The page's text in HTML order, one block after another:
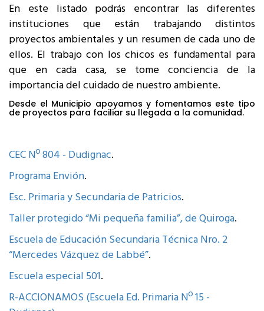
En este listado podrás encontrar las diferentes
instituciones que están trabajando distintos
proyectos ambientales y un resumen de cada uno de
ellos. El trabajo con los chicos es fundamental para
que en cada casa, se tome conciencia de la
importancia del cuidado de nuestro ambiente.
Desde el Municipio apoyamos y fomentamos este tipo
de proyectos para faciliar su llegada a la comunidad.
CEC Nº 804 - Dudignac.
Programa Envión.
Esc. Primaria y Secundaria de Patricios.
Taller protegido “Mi pequeña familia”, de Quiroga.
Escuela de Educación Secundaria Técnica Nro. 2
“Mercedes Vázquez de Labbé”.
Escuela especial 501.
R-ACCIONAMOS (Escuela Ed. Primaria Nº 15 -